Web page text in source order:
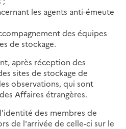
les agents anti-émeute
des équipes
de stockage.
après réception des
sites de stockage de
observations, qui sont
Affaires étrangères.
des membres de
de l'arrivée de celle-ci sur le